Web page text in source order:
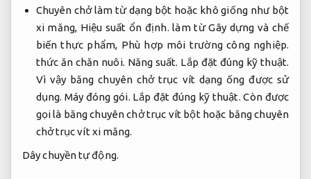
Chuyên chở làm từ dạng bột hoặc khô giống như bột
xi măng, Hiệu suất ổn định. làm từ Gây dựng và chế
biến thực phẩm, Phù hợp môi trường công nghiệp.
thức ăn chăn nuôi. Năng suất. Lắp đặt đúng kỹ thuật.
Vì vậy băng chuyên chở trục vít dạng ống được sử
dụng. Máy đóng gói. Lắp đặt đúng kỹ thuật. Còn được
gọi là băng chuyên chở trục vít bột hoặc băng chuyên
chở trục vít xi măng.
Dây chuyền tự động.